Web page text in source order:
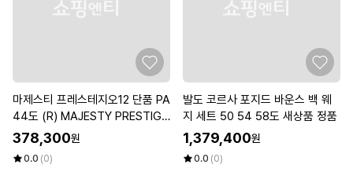
마제스티 프레스테지오12 단품 PA
44도 (R) MAJESTY PRESTIGI
O XII
378,300원
0.0 (0)
발도 코르사 포지드 바운스 백 웨
지 세트 50 54 58도 새상품 정품
1,379,400원
0.0 (0)